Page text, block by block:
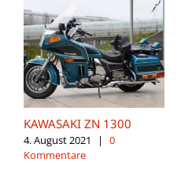
KAWASAKI ZN 1300
4. August 2021 |
0
Kommentare